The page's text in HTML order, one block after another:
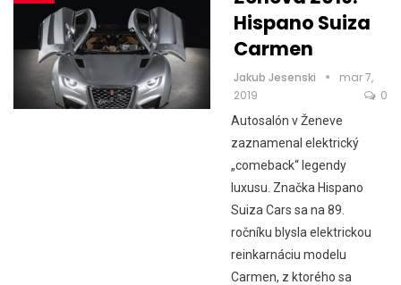
Hispano Suiza
Carmen
Jakub Jesenski
mar 7,
2019
0
Autosalón v Ženeve
zaznamenal elektrický
„comeback“ legendy
luxusu. Značka Hispano
Suiza Cars sa na 89.
ročníku blysla elektrickou
reinkarnáciu modelu
Carmen, z ktorého sa